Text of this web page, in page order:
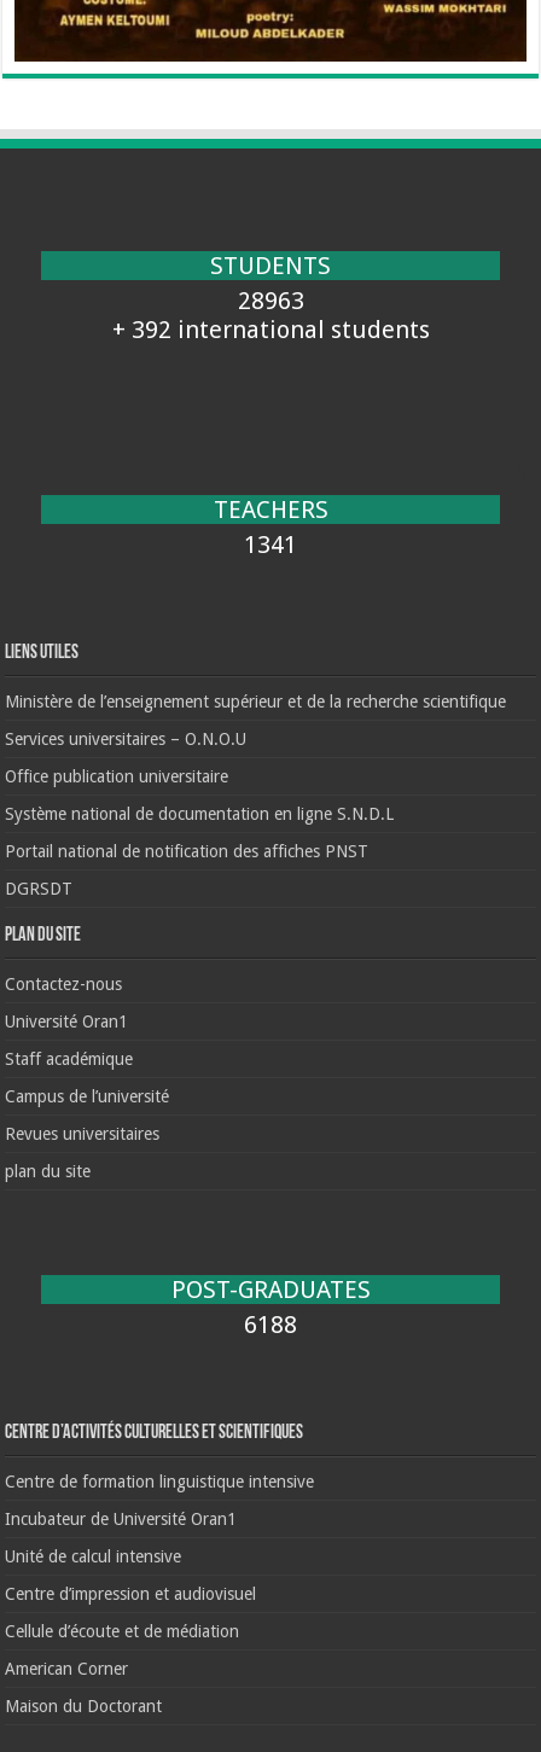
STUDENTS
28963
+ 392 international students
TEACHERS
1341
Liens Utiles
Ministère de l’enseignement supérieur et de la recherche scientifique
Services universitaires – O.N.O.U
Office publication universitaire
Système national de documentation en ligne S.N.D.L
Portail national de notification des affiches PNST
DGRSDT
Plan du site
Contactez-nous
Université Oran1
Staff académique
Campus de l’université
Revues universitaires
plan du site
POST-GRADUATES
6188
Centre d’activités culturelles et scientifiques
Centre de formation linguistique intensive
Incubateur de Université Oran1
Unité de calcul intensive
Centre d’impression et audiovisuel
Cellule d’écoute et de médiation
American Corner
Maison du Doctorant